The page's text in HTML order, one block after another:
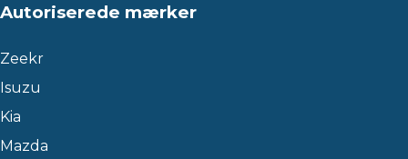
Autoriserede mærker
Zeekr
Isuzu
Kia
Mazda